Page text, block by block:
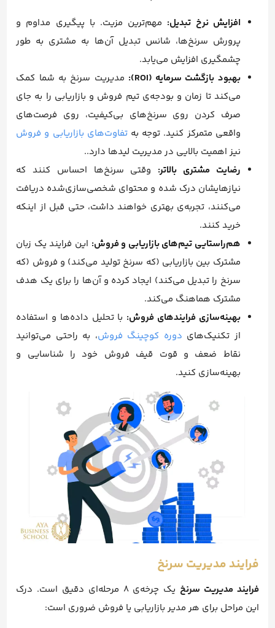
افزایش نرخ تبدیل: مهم‌ترین مزیت. با پیگیری مداوم و
پرورش سرنخ‌ها، شانس تبدیل آن‌ها به مشتری به طور
چشمگیری افزایش می‌یابد.
بهبود بازگشت سرمایه (ROI):
مدیریت سرنخ به شما کمک
می‌کند تا زمان و بودجه‌ی تیم فروش و بازاریابی را به جای
صرف کردن روی سرنخ‌های بی‌کیفیت، روی فرصت‌های
واقعی متمرکز کنید. توجه بهتفاوت‌های بازاریابی و فروش
نیز اهمیت بالایی در مدیریت لیدها دارد..
رضایت مشتری بالاتر: وقتی سرنخ‌ها احساس کنند که
نیازهایشان درک شده و محتوای شخصی‌سازی‌شده دریافت
می‌کنند، تجربه‌ی بهتری خواهند داشت، حتی قبل از اینکه
خرید کنند.
هم‌راستایی تیم‌های بازاریابی و فروش: این فرایند یک زبان
مشترک بین بازاریابی (که سرنخ تولید می‌کند) و فروش (که
سرنخ را تبدیل می‌کند) ایجاد کرده و آن‌ها را برای یک هدف
مشترک هماهنگ می‌کند.
بهینه‌سازی فرایندهای فروش: با تحلیل داده‌ها و استفاده
از تکنیک‌های دوره کوچینگ فروش، به راحتی می‌توانید
نقاط ضعف و قوت قیف فروش خود را شناسایی و
بهینه‌سازی کنید.
فرایند مدیریت سرنخ
فرایند مدیریت سرنخ
یک چرخه‌ی ۸ مرحله‌ای دقیق است. درک
این مراحل برای هر مدیر بازاریابی یا فروش ضروری است: